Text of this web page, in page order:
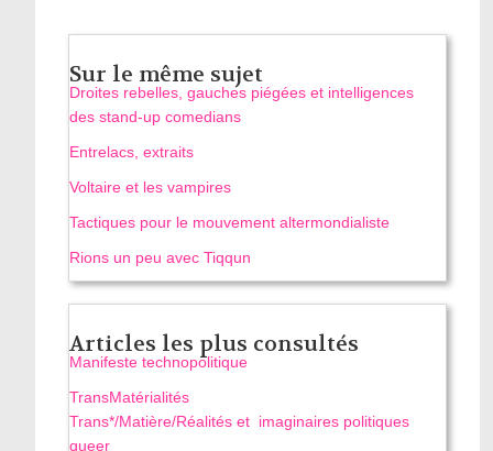
Sur le même sujet
Droites rebelles, gauches piégées et intelligences
des stand‑up comedians
Entrelacs, extraits
Voltaire et les vampires
Tactiques pour le mouvement altermondialiste
Rions un peu avec Tiqqun
Articles les plus consultés
Manifeste technopolitique
TransMatérialités
Trans*/Matière/Réalités et imaginaires politiques
queer